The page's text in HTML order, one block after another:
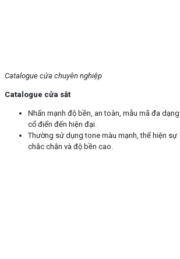
Catalogue cửa chuyên nghiệp
Catalogue cửa sắt
Nhấn mạnh độ bền, an toàn, mẫu mã đa
cổ điển đến hiện đại.
Thường sử dụng tone màu mạnh, thể hiện sự
chắc chắn và độ bền cao.